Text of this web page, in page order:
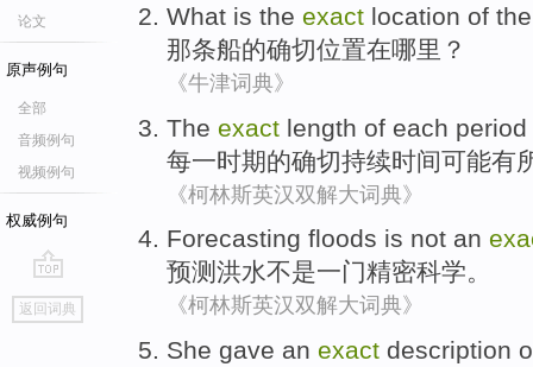
论文
原声例句
全部
音频例句
视频例句
权威例句
go
top
返回词典
What is the exact location of
那条船的确切位置在哪里？
《牛津词典》
The exact length of each period
每一时期的确切持续时间可能有
《柯林斯英汉双解大词典》
Forecasting floods is not an
预测 洪水不是一门精密科学。
《柯林斯英汉双解大词典》
She gave an exact description